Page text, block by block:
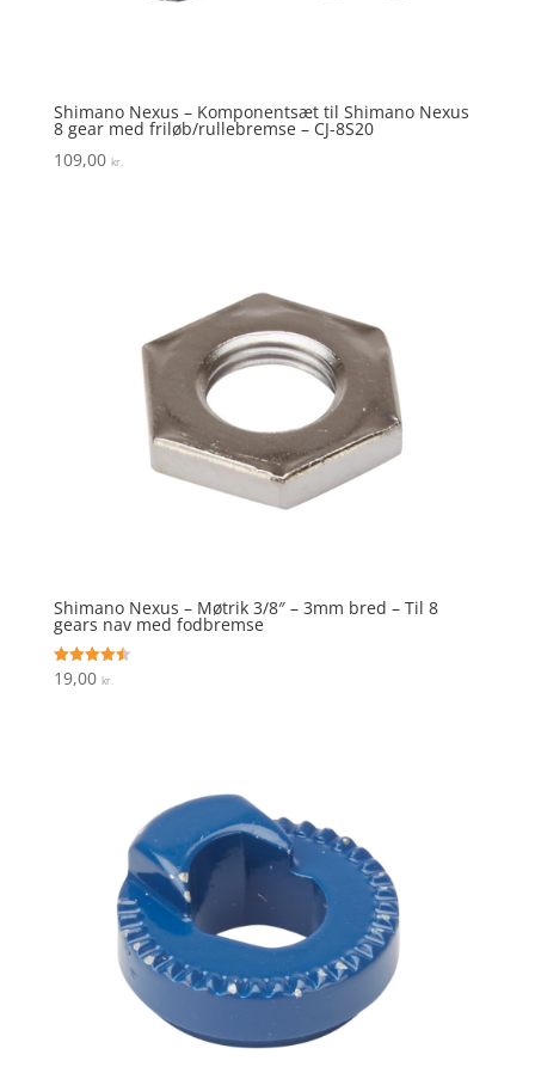
Shimano Nexus – Komponentsæt til Shimano Nexus
8 gear med friløb/rullebremse – CJ-8S20
109,00 kr.
Shimano Nexus – Møtrik 3/8″ – 3mm bred – Til 8
gears nav med fodbremse
Vurderet
4.5
19,00 kr.